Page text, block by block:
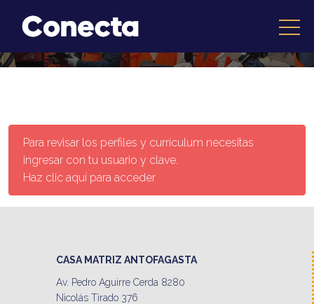
Para revisar los perfiles y currículum necesitas
ingresar con tu usuario y clave.
Haz clic aquí para acceder
CASA MATRIZ ANTOFAGASTA
Av. Pedro Aguirre Cerda 8280
Nicolás Tirado 376